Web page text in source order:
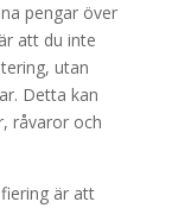
pengar över
att du inte
utan
Detta kan
råvaror och
är att